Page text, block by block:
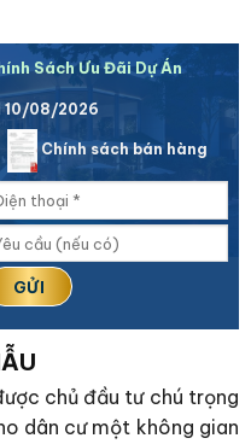
Sách Ưu Đãi Dự Án
10/08/2026
Chính sách bán hàng
chủ đầu tư chú trọng
dân cư một không gian